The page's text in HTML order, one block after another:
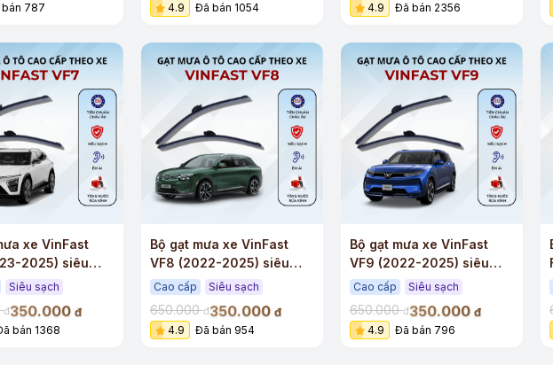
787
4.9
Đã bán 1054
4.9
Đã bán 2356
xe VinFast
2025) siêu
êm
Siêu sạch
đ350.000 đ
bán 1368
Bộ gạt mưa xe VinFast
VF8 (2022-2025) siêu
sạch siêu êm
Cao cấp Siêu sạch
650.000đ350.000 đ
4.9
Đã bán 954
Bộ gạt mưa xe VinFast
VF9 (2022-2025) siêu
sạch siêu êm
Cao cấp Siêu sạch
650.000đ350.000 đ
4.9
Đã bán 796